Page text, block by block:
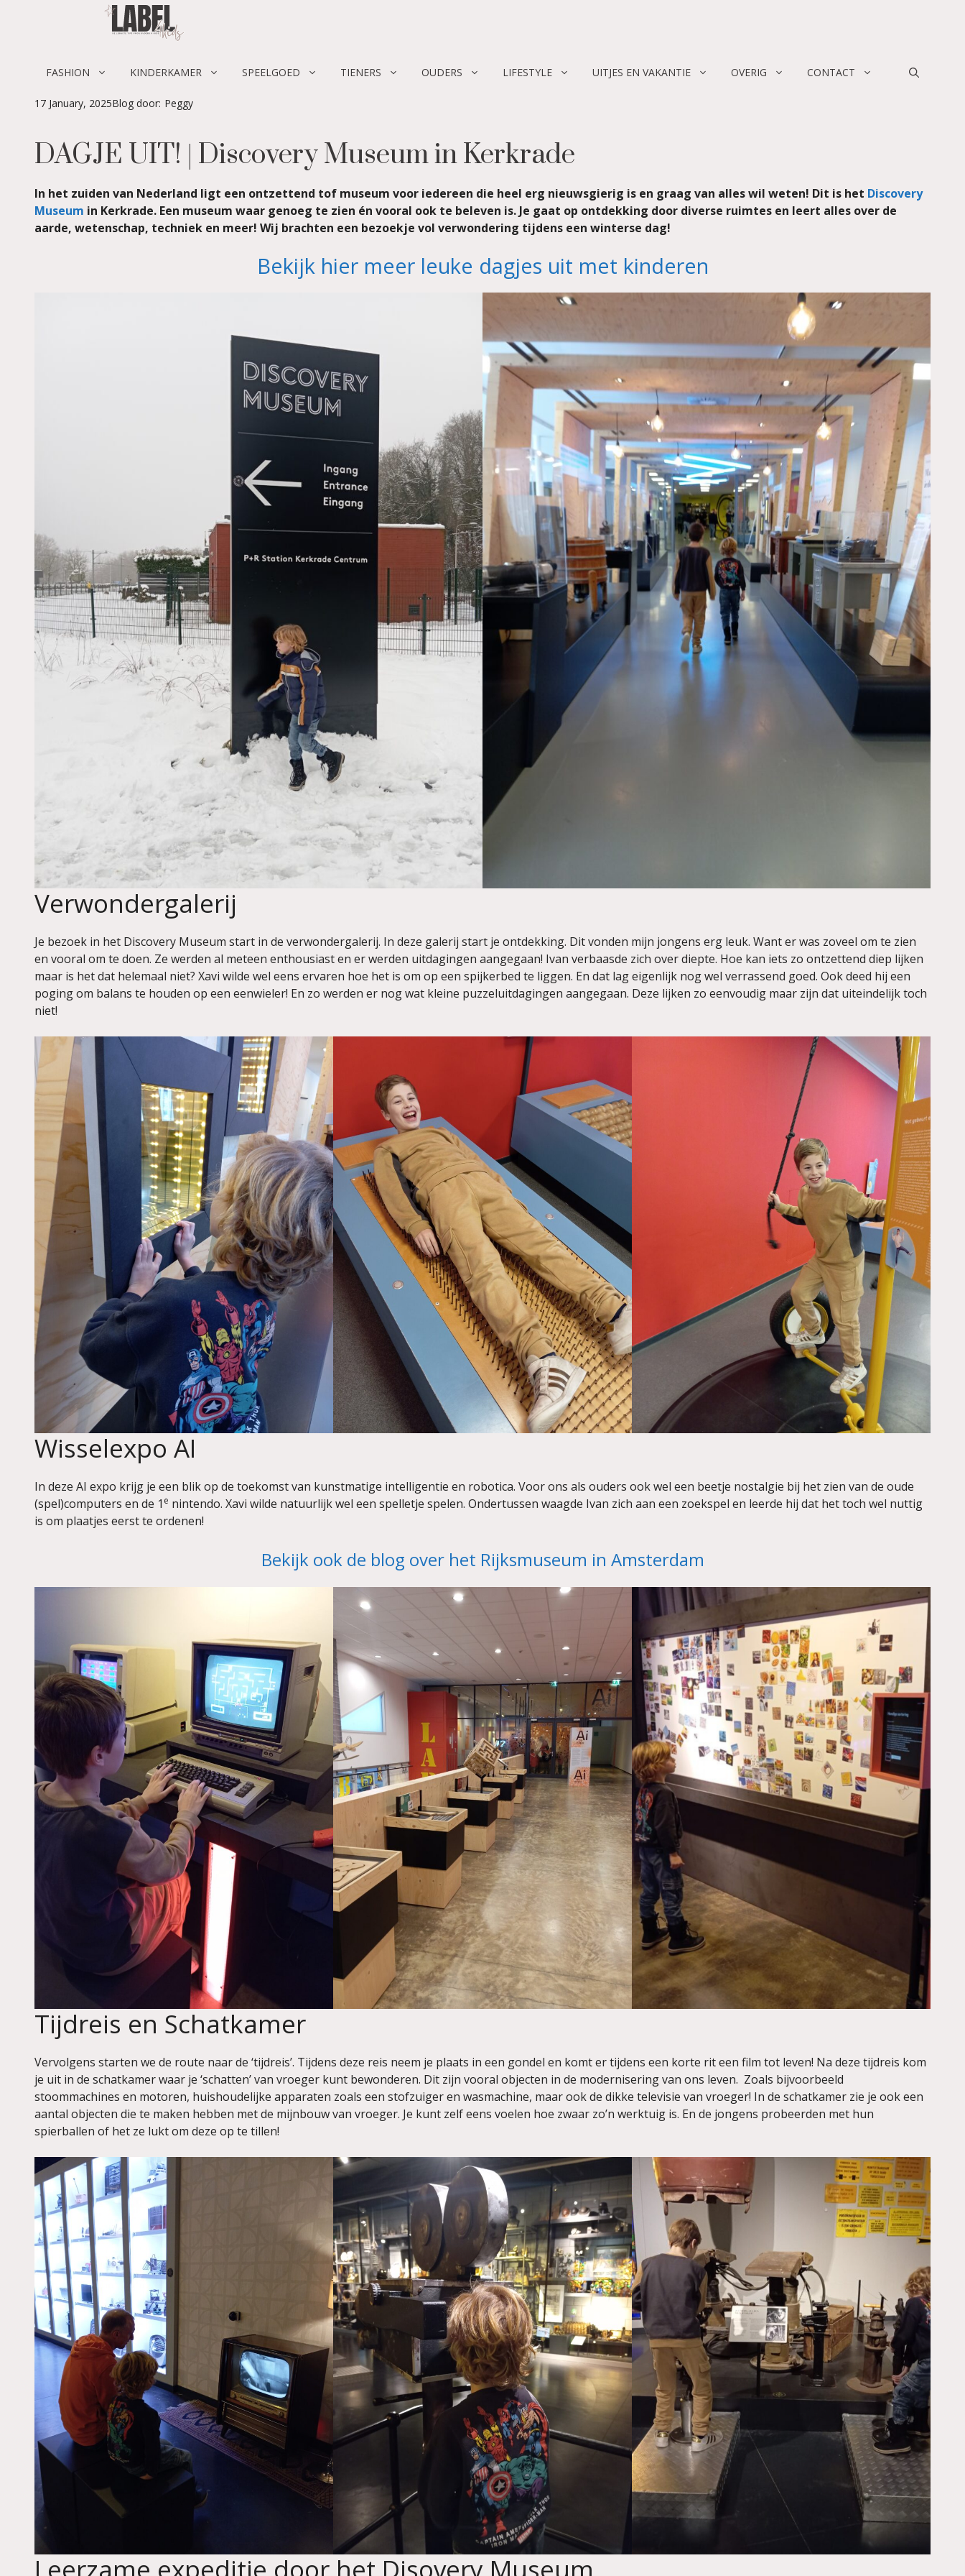
FASHION KINDERKAMER SPEELGOED TIENERS OUDERS LIFESTYLE UITJES EN VAKANTIE OVERIG CONTACT
17 January, 2025Blog door: Peggy
DAGJE UIT! | Discovery Museum in Kerkrade
In het zuiden van Nederland ligt een ontzettend tof museum voor iedereen die heel erg nieuwsgierig is en graag van alles wil weten! Dit is het Discovery
Museum in Kerkrade. Een museum waar genoeg te zien én vooral ook te beleven is. Je gaat op ontdekking door diverse ruimtes en leert alles over de
aarde, wetenschap, techniek en meer! Wij brachten een bezoekje vol verwondering tijdens een winterse dag!
Bekijk hier meer leuke dagjes uit met kinderen
Verwondergalerij
Je bezoek in het Discovery Museum start in de verwondergalerij. In deze galerij start je ontdekking. Dit vonden mijn jongens erg leuk. Want er was zoveel om te zien
en vooral om te doen. Ze werden al meteen enthousiast en er werden uitdagingen aangegaan! Ivan verbaasde zich over diepte. Hoe kan iets zo ontzettend diep lijken
maar is het dat helemaal niet? Xavi wilde wel eens ervaren hoe het is om op een spijkerbed te liggen. En dat lag eigenlijk nog wel verrassend goed. Ook deed hij een
poging om balans te houden op een eenwieler! En zo werden er nog wat kleine puzzeluitdagingen aangegaan. Deze lijken zo eenvoudig maar zijn dat uiteindelijk toch
niet!
Wisselexpo AI
In deze AI expo krijg je een blik op de toekomst van kunstmatige intelligentie en robotica. Voor ons als ouders ook wel een beetje nostalgie bij het zien van de oude
(spel)computers en de 1 e nintendo. Xavi wilde natuurlijk wel een spelletje spelen. Ondertussen waagde Ivan zich aan een zoekspel en leerde hij dat het toch wel nuttig
is om plaatjes eerst te ordenen!
Bekijk ook de blog over het Rijksmuseum in Amsterdam
Tijdreis en Schatkamer
Vervolgens starten we de route naar de ‘tijdreis’. Tijdens deze reis neem je plaats in een gondel en komt er tijdens een korte rit een film tot leven! Na deze tijdreis kom
je uit in de schatkamer waar je ‘schatten’ van vroeger kunt bewonderen. Dit zijn vooral objecten in de modernisering van ons leven. Zoals bijvoorbeeld
stoommachines en motoren, huishoudelijke apparaten zoals een stofzuiger en wasmachine, maar ook de dikke televisie van vroeger! In de schatkamer zie je ook een
aantal objecten die te maken hebben met de mijnbouw van vroeger. Je kunt zelf eens voelen hoe zwaar zo’n werktuig is. En de jongens probeerden met hun
spierballen of het ze lukt om deze op te tillen!
Leerzame expeditie door het Disovery Museum